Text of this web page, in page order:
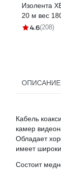
Изолента
20 м вес
4.6(208)
ОПИСАНИЕ
Кабель
камер
Обладает
имеет
Состоит